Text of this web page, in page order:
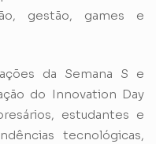
gestão, games e
da Semana S e
do Innovation Day
estudantes e
tecnológicas,